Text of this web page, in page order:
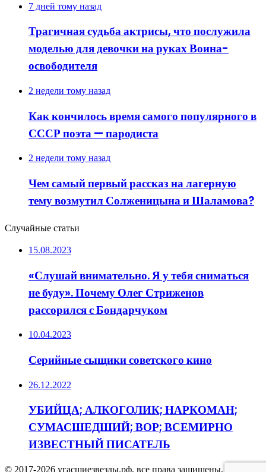
7 дней тому назад
Трагичная судьба актрисы, что послужила
моделью для девочки на руках Воина-
освободителя
2 недели тому назад
Как кончилось время самого популярного в
СССР поэта — пародиста
2 недели тому назад
Чем самый первый рассказ на лагерную
тему возмутил Солженицына и Шаламова?
Случайные статьи
15.08.2023
«Слушай внимательно. Я у тебя сниматься
не буду». Почему Олег Стриженов
рассорился с Бондарчуком
10.04.2023
Серийные сыщики советского кино
26.12.2022
УБИЙЦА; АЛКОГОЛИК; НАРКОМАН;
СУМАСШЕДШИЙ; ВОР; ВСЕМИРНО
ИЗВЕСТНЫЙ ПИСАТЕЛЬ
© 2017-2026 угасшиезвезды.рф, все права защищены,